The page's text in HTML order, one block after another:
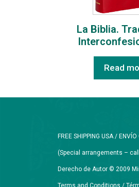
La Biblia.
Read
FREE SHIPPING USA /
(Special arrangements –
Derecho de Autor © 2009
Terms and Conditions /